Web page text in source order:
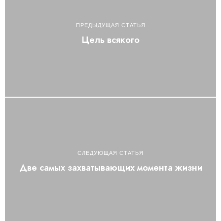
ПРЕДЫДУЩАЯ СТАТЬЯ
Цель всякого
СЛЕДУЮЩАЯ СТАТЬЯ
Две самых захватывающих момента жизни